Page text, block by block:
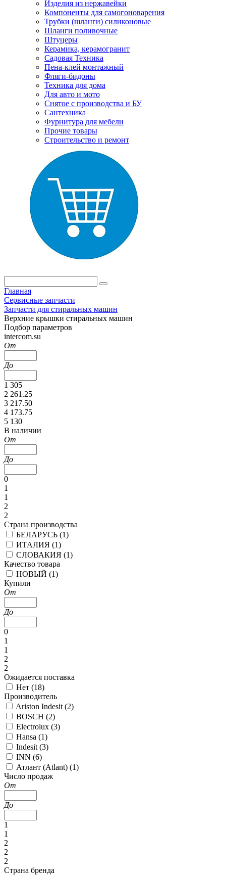
Изделия из нержавейки
Компоненты для самогоноварения
Трубки (шланги) силиконовые
Шланги поливочные
Штуцеры
Керамика, керамогранит
Садовая Техника
Пена-клей монтажный
Фляги-бидоны
Техника для дома
Для авто и мото
Снятое с производства и БУ
Сантехника
Фурнитура для мебели
Прочие товары
Строительство и ремонт
Главная
Сервисные запчасти
Запчасти для стиральных машин
Верхние крышки стиральных машин
Подбор параметров
intercom.su
От
До
1 305
2 261.25
3 217.50
4 173.75
5 130
В наличии
От
До
0
1
1
2
2
Страна производства
БЕЛАРУСЬ (1)
ИТАЛИЯ (1)
СЛОВАКИЯ (1)
Качество товара
НОВЫЙ (1)
Купили
От
До
0
1
1
2
2
Ожидается поставка
Нет (18)
Производитель
Ariston Indesit (2)
BOSCH (2)
Electrolux (3)
Hansa (1)
Indesit (3)
INN (6)
Атлант (Atlant) (1)
Число продаж
От
До
1
1
2
2
2
Страна бренда